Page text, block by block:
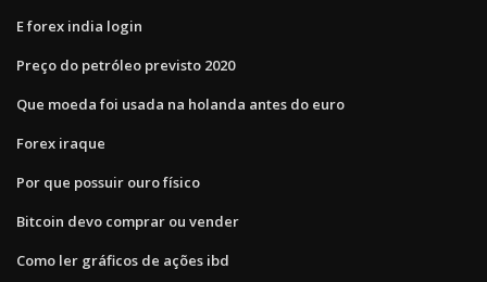
E forex india login
Preço do petróleo previsto 2020
Que moeda foi usada na holanda antes do euro
Forex iraque
Por que possuir ouro físico
Bitcoin devo comprar ou vender
Como ler gráficos de ações ibd